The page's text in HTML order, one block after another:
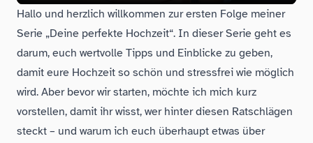
Hallo und herzlich willkommen zur ersten Folge meiner
Serie „Deine perfekte Hochzeit“. In dieser Serie geht es
darum, euch wertvolle Tipps und Einblicke zu geben,
damit eure Hochzeit so schön und stressfrei wie möglich
wird. Aber bevor wir starten, möchte ich mich kurz
vorstellen, damit ihr wisst, wer hinter diesen Ratschlägen
steckt – und warum ich euch überhaupt etwas über